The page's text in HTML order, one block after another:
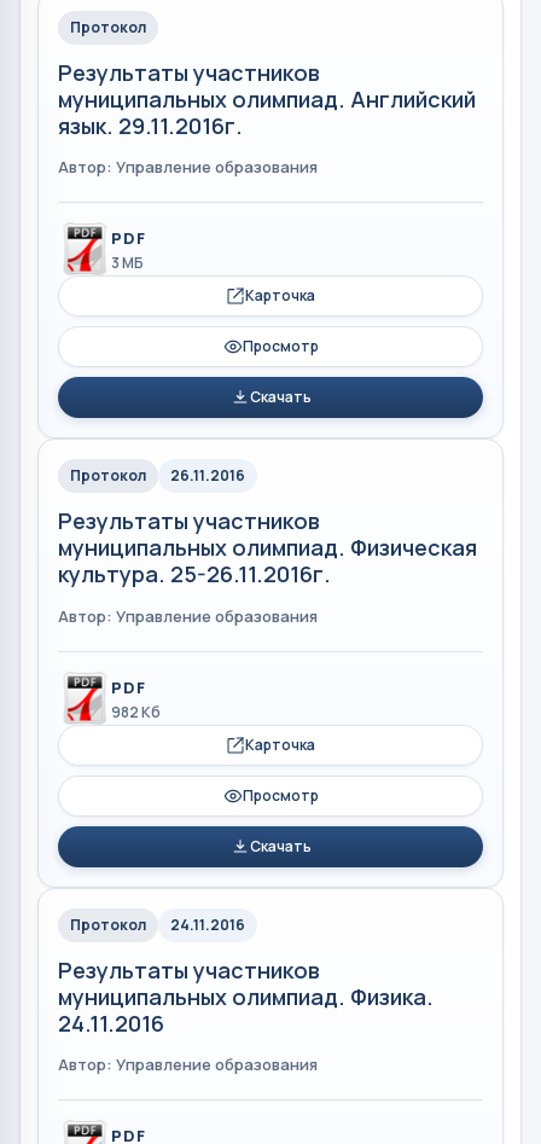
Протокол
Результаты участников
муниципальных олимпиад. Английский
язык. 29.11.2016г.
Автор: Управление образования
PDF
3 МБ
Карточка
Просмотр
Скачать
Протокол 26.11.2016
Результаты участников
муниципальных олимпиад. Физическая
культура. 25-26.11.2016г.
Автор: Управление образования
PDF
982 Кб
Карточка
Просмотр
Скачать
Протокол 24.11.2016
Результаты участников
муниципальных олимпиад. Физика.
24.11.2016
Автор: Управление образования
PDF